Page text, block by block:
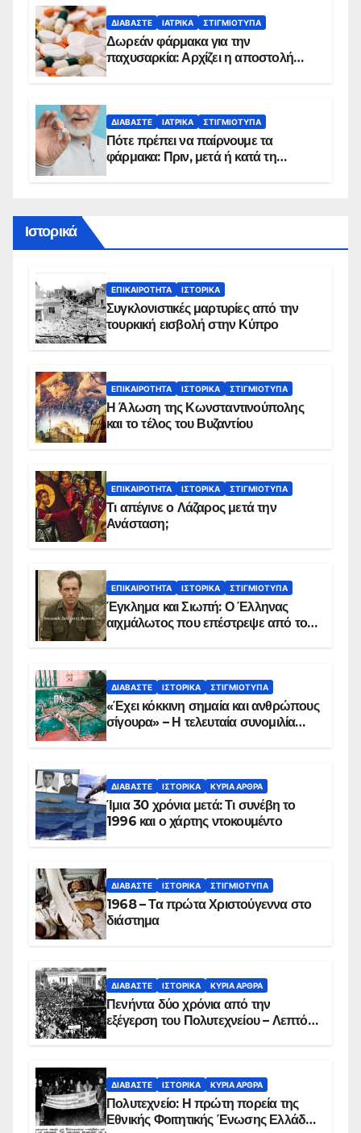
ΔΙΑΒΆΣΤΕ ΙΑΤΡΙΚΆ ΣΤΙΓΜΙΌΤΥΠΑ
Δωρεάν φάρμακα για την
παχυσαρκία: Αρχίζει η αποστολή
ΔΙΑΒΆΣΤΕ ΙΑΤΡΙΚΆ ΣΤΙΓΜΙΌΤΥΠΑ
Πότε πρέπει να παίρνουμε τα
φάρμακα: Πριν, μετά ή κατά τη
Ιστορικά
ΕΠΙΚΑΙΡΌΤΗΤΑ ΙΣΤΟΡΙΚΆ
Συγκλονιστικές μαρτυρίες από την
τουρκική εισβολή στην Κύπρο
ΕΠΙΚΑΙΡΌΤΗΤΑ ΙΣΤΟΡΙΚΆ ΣΤΙΓΜΙΌΤΥΠΑ
Η Άλωση της Κωνσταντινούπολης
και το τέλος του Βυζαντίου
ΕΠΙΚΑΙΡΌΤΗΤΑ ΙΣΤΟΡΙΚΆ ΣΤΙΓΜΙΌΤΥΠΑ
Τι απέγινε ο Λάζαρος μετά την
Ανάσταση;
ΕΠΙΚΑΙΡΌΤΗΤΑ ΙΣΤΟΡΙΚΆ ΣΤΙΓΜΙΌΤΥΠΑ
Έγκλημα και Σιωπή: Ο Έλληνας
αιχμάλωτος που επέστρεψε από το
ΔΙΑΒΆΣΤΕ ΙΣΤΟΡΙΚΆ ΣΤΙΓΜΙΌΤΥΠΑ
«Έχει κόκκινη σημαία και ανθρώπους
σίγουρα» – Η τελευταία συνομιλία
ΔΙΑΒΆΣΤΕ ΙΣΤΟΡΙΚΆ ΚΥΡΙΑ ΑΡΘΡΑ
Ίμια 30 χρόνια μετά: Τι συνέβη το
1996 και ο χάρτης ντοκουμέντο
ΔΙΑΒΆΣΤΕ ΙΣΤΟΡΙΚΆ ΣΤΙΓΜΙΌΤΥΠΑ
1968 – Τα πρώτα Χριστούγεννα στο
διάστημα
ΔΙΑΒΆΣΤΕ ΙΣΤΟΡΙΚΆ ΚΥΡΙΑ ΑΡΘΡΑ
Πενήντα δύο χρόνια από την
εξέγερση του Πολυτεχνείου – Λεπτό
ΔΙΑΒΆΣΤΕ ΙΣΤΟΡΙΚΆ ΚΥΡΙΑ ΑΡΘΡΑ
Πολυτεχνείο: Η πρώτη πορεία της
Εθνικής Φοιτητικής Ένωσης Ελλάδος